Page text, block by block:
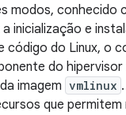
modos,
inicialização e
do Linux, o
do
imagem vmlinux
que